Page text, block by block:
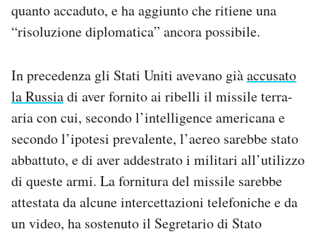
quanto accaduto, e ha aggiunto che ritiene una
“risoluzione diplomatica” ancora possibile.
In precedenza gli Stati Uniti avevano giàaccusato
la Russiadi aver fornito ai ribelli il missile terra-
aria con cui, secondo l’intelligence americana e
secondo l’ipotesi prevalente, l’aereo sarebbe stato
abbattuto, e di aver addestrato i militari all’utilizzo
di queste armi. La fornitura del missile sarebbe
attestata da alcune intercettazioni telefoniche e da
un video, ha sostenuto il Segretario di Stato